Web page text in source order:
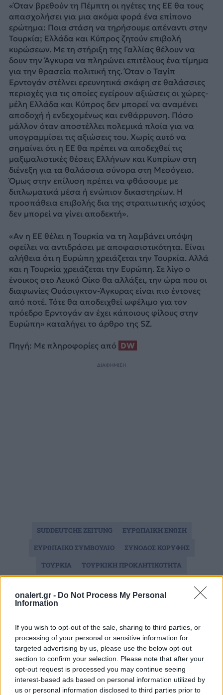
onalert.gr - Do Not Process My Personal
Information
If you wish to opt-out of the sale, sharing to third parties, or
processing of your personal or sensitive information for
targeted advertising by us, please use the below opt-out
section to confirm your selection. Please note that after your
opt-out request is processed you may continue seeing
interest-based ads based on personal information utilized by
us or personal information disclosed to third parties prior to
Διάβασε επίσης
«Όταν βρεθούν τη Πέμπτη οι ηγέτες της ΕΕ θα τους
απασχολήσει για μια ακόμα φορά ένα επίπονο
ερώτημα: Ποια στάση να τηρήσουμε απέναντι στην
Τουρκία; Ελλάδα και Κύπρος ζητούν επιβολή
κυρώσεων. Με τη στήριξη της Γαλλίας θέλουν να
δουν την Άγκυρα να πληρώνει επιτέλους ένα τίμημα
για την θρασεία πολιτική της. Όταν ο Ταγίπ
Ερντογάν στέλνει ερευνητικά σκάφη σε θαλάσσιες
περιοχές για τις οποίες εγείρουν αξιώσεις οι χώρες-
μέλη Ελλάδα και Κύπρος δεν μπορεί να αναμένει
αποδοχή ή ενδεχομένως και ενθάρρυνση. Πόσο
μάλλον όταν αποστέλλει πολεμικά πλοία για να
υπογραμμίσει τις αξιώσεις του. Χωρίς αυτό να
σημαίνει ότι η ΕΕ θα πρέπει να αποδεχθεί τις
μαξιμαλιστικές θέσεις Ελλήνων και Κυπρίων στη
διένεξη για τα θαλάσσια σύνορα στη Μεσόγειο.
Όμως στην επίλυση πρέπει να φθάσουμε με
διπλωματικά μέσα ή ενώπιον δικαστηρίων. Η
προσπάθεια επιβολής δια της στρατιωτικής ισχύος
δεν μπορεί να γίνει αποδεκτή».
«Αν η ΕΕ θέλει η Τουρκία να τη λαμβάνει υπόψη
οφείλει να αντιδράσει με αποφασιστικότητα. Είναι
αλήθεια ότι η Ευρώπη χρειάζεται την Τουρκία. Αλλά
και η Τουρκία χρειάζεται την Ευρώπη. Σε λίγο ο
ένοικος στο Λευκό Οίκο θα αλλάξει, την ώρα που οι
διαφωνίες Ουάσιγκτον-Άγκυρας είναι πιο έντονες
από ποτέ. Τότε θα αποδειχθεί ωφέλιμο για τον
πρόεδρο Ερντογάν αν έχει κάποιους φίλους στην
Ευρώπη» καταλήγει το άρθρο της SZ.
Πηγή: Με πληροφορίες από DW
ΔΙΑΦΗΜΙΣΗ
Ακολουθήστε το onalert.gr στοGoogle
SUDDEUTCHE ZEITUNG
ΕΥΡΩΠΑΙΚΗ ΕΝΩΣΗ
ΕΥΡΩΠΑΙΚΟ ΣΥΜΒΟΥΛΙΟ
ΣΥΝΟΔΟΣ ΚΟΡΥΦΗΣ
ΤΟΥΡΚΙΑ
ΤΟΥΡΚΙΚΗ ΠΡΟΚΛΗΤΙΚΟΤΗΤΑ